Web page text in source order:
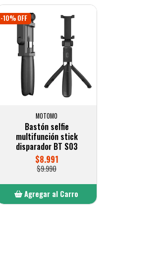
-10% OFF
MOTOMO
Bastón selfie
multifunción stick
disparador BT S03
$8.991
$9.990
Agregar al Carro